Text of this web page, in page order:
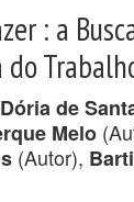
: a
do
de
Melo
(Autor),